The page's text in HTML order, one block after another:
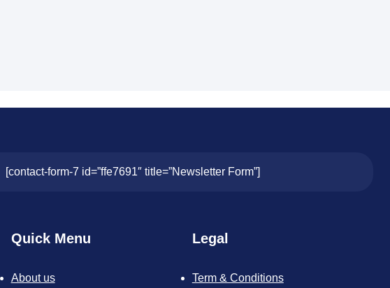
[contact-form-7 id=”ffe7691″ title=”Newsletter Form”]
Quick Menu
About us
Legal
Term & Conditions